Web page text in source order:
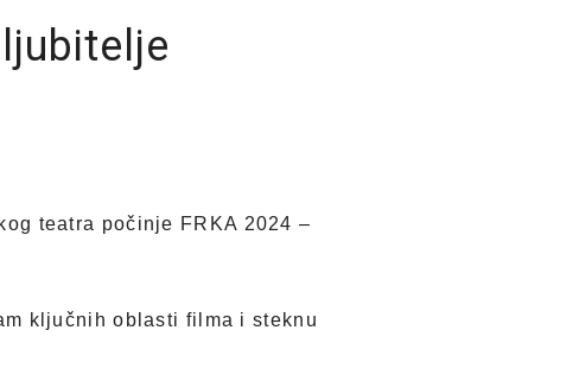
teatra počinje FRKA 2024 –
ključnih oblasti filma i steknu